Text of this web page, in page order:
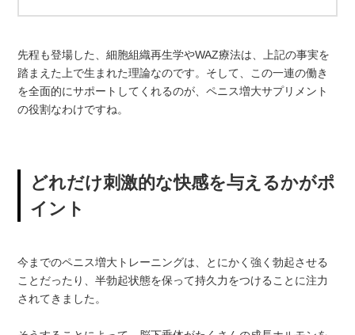
先程も登場した、細胞組織再生学やWAZ療法は、上記の事実を
踏まえた上で生まれた理論なのです。そして、この一連の働き
を全面的にサポートしてくれるのが、ペニス増大サプリメント
の役割なわけですね。
どれだけ刺激的な快感を与えるかがポ
イント
今までのペニス増大トレーニングは、とにかく強く勃起させる
ことだったり、半勃起状態を保って持久力をつけることに注力
されてきました。